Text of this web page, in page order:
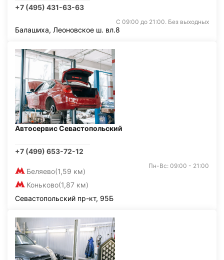
+7 (495) 431-63-63
С 09:00 до 21:00. Без выходных
Балашиха, Леоновское ш. вл.8
Автосервис Севастопольский
+7 (499) 653-72-12
Беляево(1,59 км)
Коньково(1,87 км)
Пн-Вс: 09:00 - 21:00
Севастопольский пр-кт, 95Б